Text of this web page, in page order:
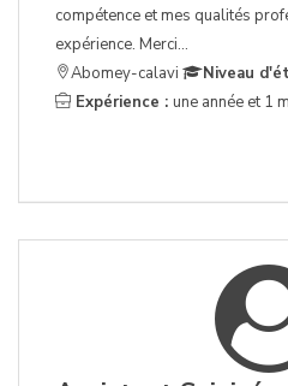
compétence et mes qualités
expérience. Merci...
Abomey-calavi
Niveau
Expérience : une année et 1